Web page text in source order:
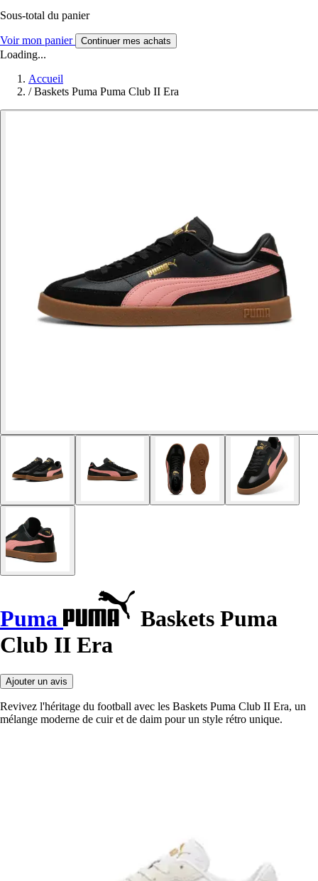
Sous-total du panier
Voir mon panier Continuer mes achats
Loading...
Accueil
/ Baskets Puma Puma Club II Era
Puma
Baskets Puma
Club II Era
Ajouter un avis
Revivez l'héritage du football avec les Baskets Puma Club II Era, un
mélange moderne de cuir et de daim pour un style rétro unique.